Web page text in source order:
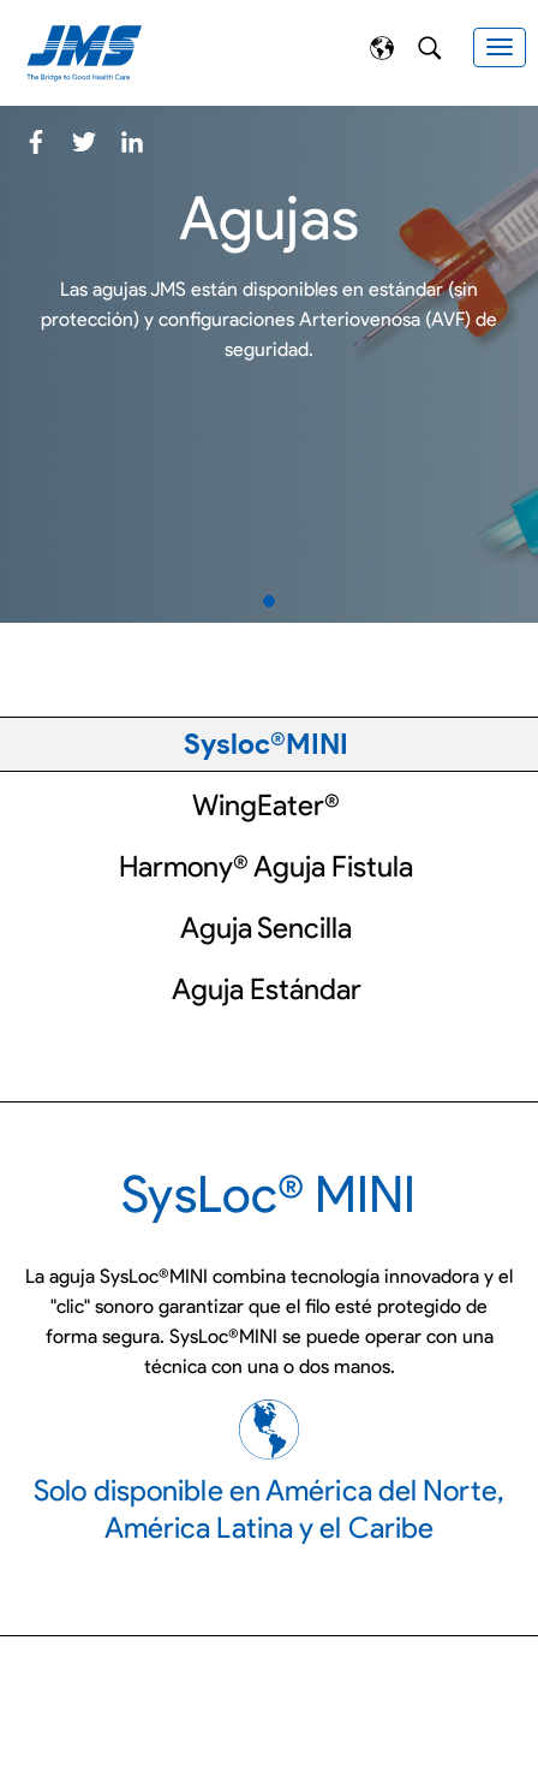
Agujas
Las agujas JMS están disponibles en estándar (sin
protección) y configuraciones Arteriovenosa (AVF) de
seguridad.
Sysloc®MINI
WingEater®
Harmony® Aguja Fistula
Aguja Sencilla
Aguja Estándar
SysLoc® MINI
La aguja SysLoc®MINI combina tecnología innovadora y el
"clic" sonoro garantizar que el filo esté protegido de
forma segura. SysLoc®MINI se puede operar con una
técnica con una o dos manos.
Solo disponible en América del Norte,
América Latina y el Caribe